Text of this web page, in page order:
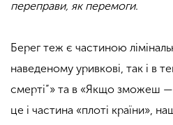
переправи, як перемоги.
Берег теж є частиною
наведеному уривкові, так і в
смерті”» та в «Якщо зможеш
це і частина «плоті країни»,